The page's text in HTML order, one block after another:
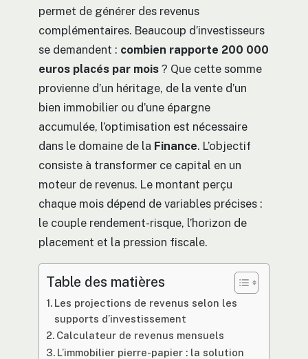
permet de générer des revenus
complémentaires. Beaucoup d’investisseurs
se demandent : combien rapporte 200 000
euros placés par mois ? Que cette somme
provienne d’un héritage, de la vente d’un
bien immobilier ou d’une épargne
accumulée, l’optimisation est nécessaire
dans le domaine de la Finance. L’objectif
consiste à transformer ce capital en un
moteur de revenus. Le montant perçu
chaque mois dépend de variables précises :
le couple rendement-risque, l’horizon de
placement et la pression fiscale.
Table des matières
Les projections de revenus selon les
supports d’investissement
Calculateur de revenus mensuels
L’immobilier pierre-papier : la solution